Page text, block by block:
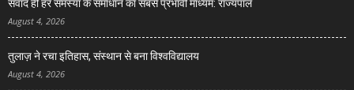
संवाद ही हर समस्या के समाधान का सबसे प्रभावी माध्यम: राज्यपाल
August 4, 2026
तुलाज़ ने रचा इतिहास, संस्थान से बना विश्वविद्यालय
August 4, 2026